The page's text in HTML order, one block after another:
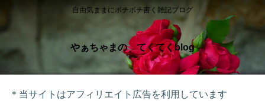
自由気ままにボチボチ書く雑記ブログ
やぁちゃまの てくてくblog
＊当サイトはアフィリエイト広告を利用しています